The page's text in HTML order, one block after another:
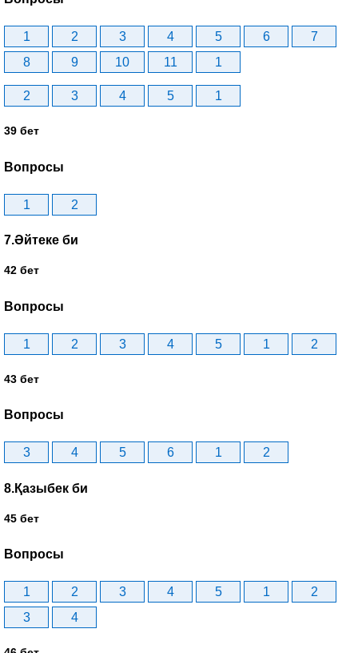
1 2 3 4 5 6
7
8
9 10 11 1
2 3 4 5 1
39 бет
Вопросы
1 2
7.Әйтеке би
42 бет
Вопросы
1 2 3 4 5 1 2
43 бет
Вопросы
3 4 5 6 1 2
8.Қазыбек би
45 бет
Вопросы
1 2 3 4 5 1
2
3
4